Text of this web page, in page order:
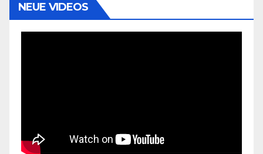
NEUE VIDEOS